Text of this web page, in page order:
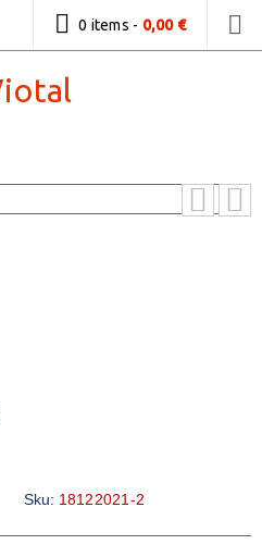
0 items - 0,00 €
Sku: 18122021-2